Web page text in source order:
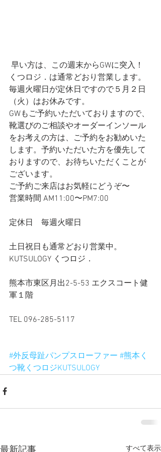
早い方は、この週末からGWに突入！
くつロジ．は通常どおり営業します。
毎週火曜日が定休日ですので５月２日
（火）はお休みです。
GWもご予約いただいておりますので、
靴選びのご相談やオーダーインソール
をお考えの方は、ご予約をお勧めいた
します。予約いただいた方を優先して
おりますので、お待ちいただくことが
ございます。
ご予約ご来店はお気軽にどうぞ〜
営業時間 AM11:00〜PM7:00
定休日　毎週火曜日
土日祝日も通常どおり営業中。
KUTSULOGY くつロジ．
熊本市東区月出2-5-53 エクスコート健
軍１階
TEL 096-285-5117
#外反母趾パンプスローファー #熊本く
つ靴くつロジKUTSULOGY
すべて表示